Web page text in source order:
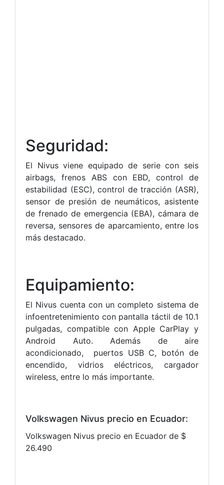
Seguridad:
El Nivus viene equipado de serie con seis
airbags, frenos ABS con EBD, control de
estabilidad (ESC), control de tracción (ASR),
sensor de presión de neumáticos, asistente
de frenado de emergencia (EBA), cámara de
reversa, sensores de aparcamiento, entre los
más destacado.
Equipamiento:
El Nivus cuenta con un completo sistema de
infoentretenimiento con pantalla táctil de 10.1
pulgadas, compatible con Apple CarPlay y
Android Auto. Además de aire
acondicionado, puertos USB C, botón de
encendido, vidrios eléctricos, cargador
wireless, entre lo más importante.
Volkswagen Nivus precio en Ecuador:
Volkswagen Nivus precio en Ecuador de $
26.490